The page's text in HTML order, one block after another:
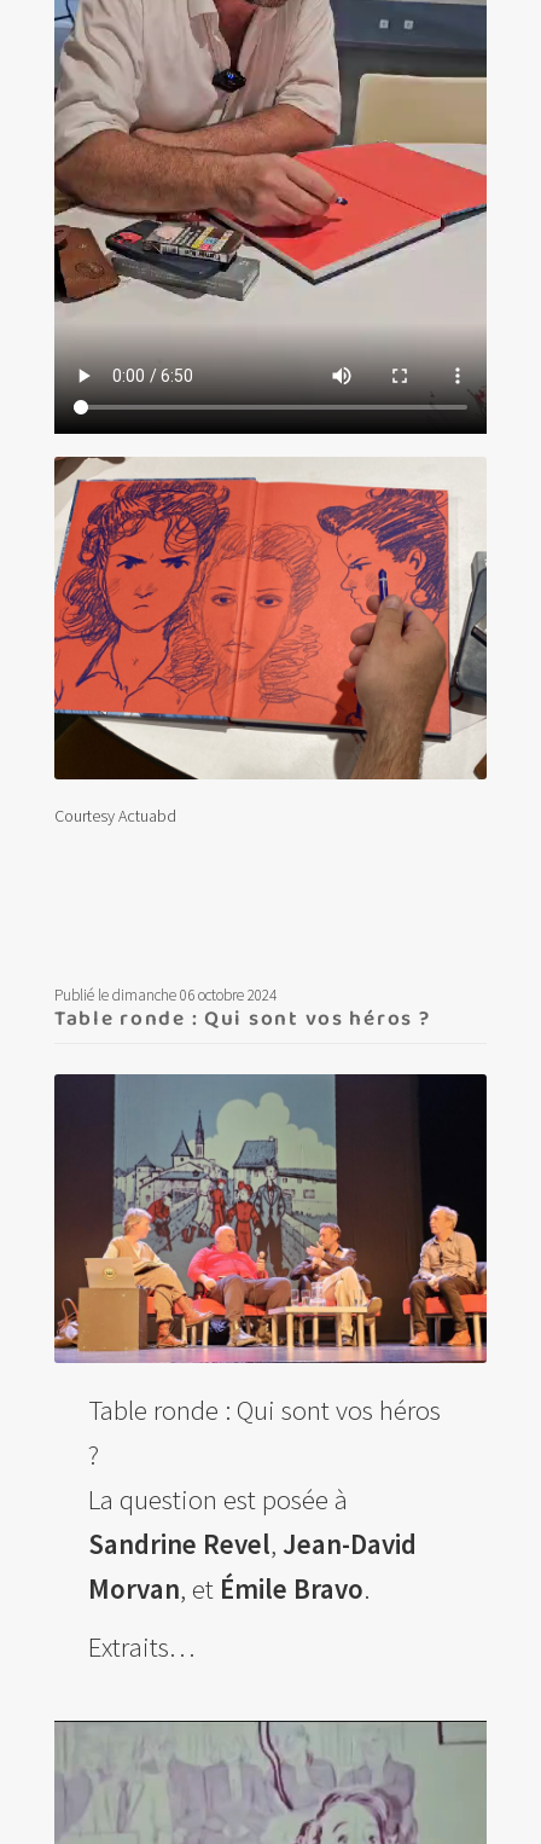
Courtesy Actuabd
Publié le dimanche 06 octobre 2024
Table ronde : Qui sont vos héros ?
Table ronde : Qui sont vos héros
?
La question est posée à
Sandrine Revel, Jean-David
Morvan, et Émile Bravo.
Extraits…